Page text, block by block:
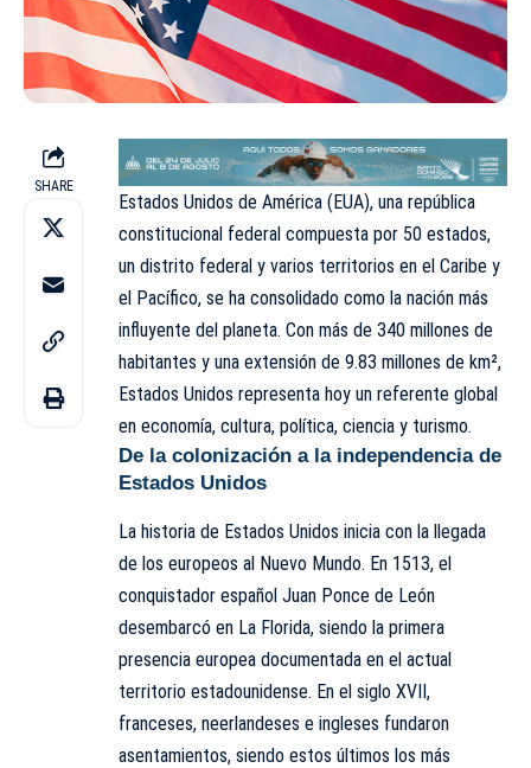
SHARE
Estados Unidos de América (EUA), una república
constitucional federal compuesta por 50 estados,
un distrito federal y varios territorios en el Caribe y
el Pacífico, se ha consolidado como la nación más
influyente del planeta. Con más de 340 millones de
habitantes y una extensión de 9.83 millones de km²,
Estados Unidos representa hoy un referente global
en economía, cultura, política, ciencia y turismo.
De la colonización a la independencia de
Estados Unidos
La historia de Estados Unidos inicia con la llegada
de los europeos al Nuevo Mundo. En 1513, el
conquistador español Juan Ponce de León
desembarcó en La Florida, siendo la primera
presencia europea documentada en el actual
territorio estadounidense. En el siglo XVII,
franceses, neerlandeses e ingleses fundaron
asentamientos, siendo estos últimos los más